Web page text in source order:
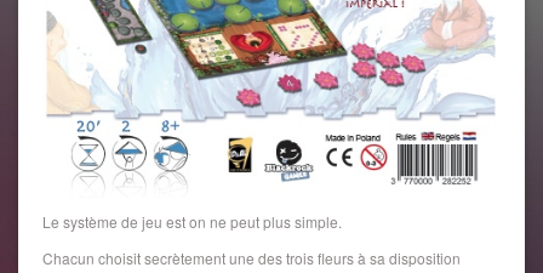
Le système de jeu est on ne peut plus simple.
Chacun choisit secrètement une des trois fleurs à sa disposition